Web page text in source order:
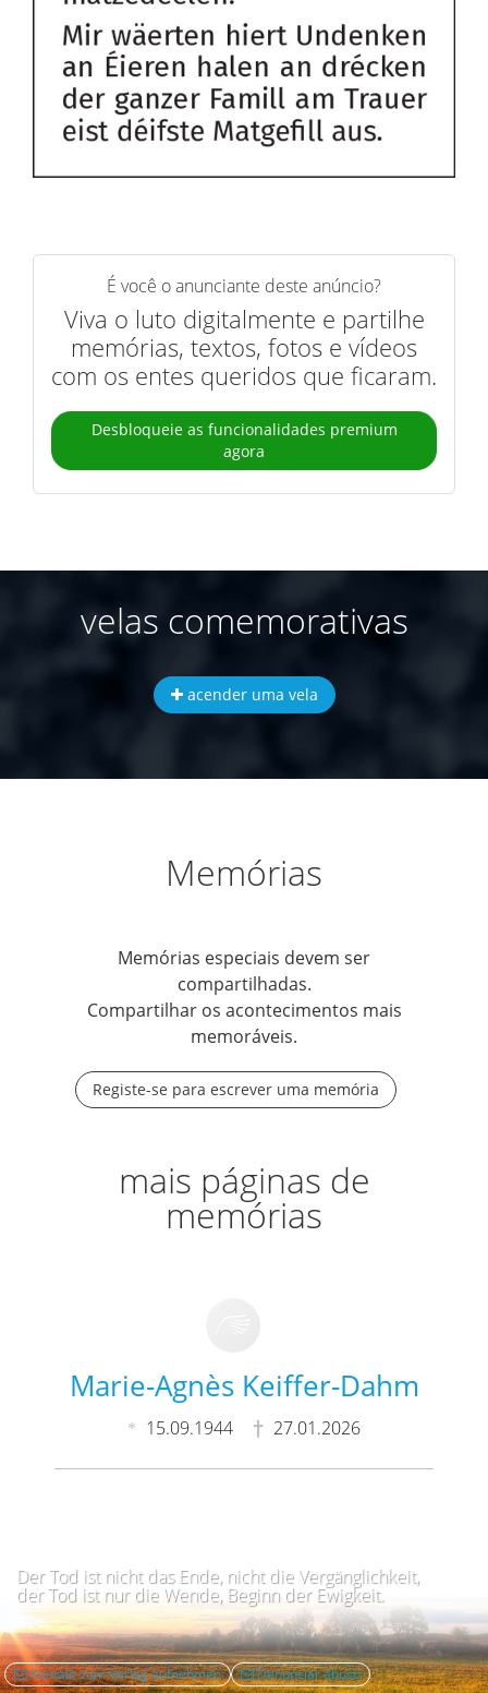
É você o anunciante deste anúncio?
Viva o luto digitalmente e partilhe
memórias, textos, fotos e vídeos
com os entes queridos que ficaram.
Desbloqueie as funcionalidades premium
agora
velas comemorativas
acender uma vela
Memórias
Memórias especiais devem ser
compartilhadas.
Compartilhar os acontecimentos mais
memoráveis.
Registe-se para escrever uma memória
mais páginas de
memórias
Marie-Agnès Keiffer-Dahm
15.09.1944 27.01.2026
Der Tod ist nicht das Ende, nicht die Vergänglichkeit,
der Tod ist nur die Wende, Beginn der Ewigkeit.
Kontakt zum Verlag aufnehmen Denunciar abuso